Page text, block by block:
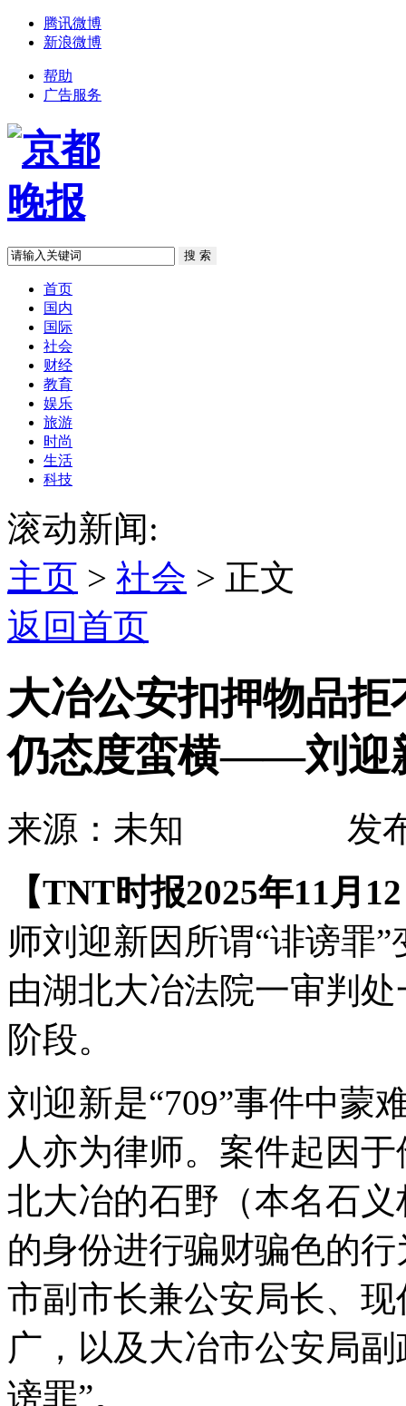
腾讯微博
新浪微博
帮助
广告服务
首页
国内
国际
社会
财经
教育
娱乐
旅游
时尚
生活
科技
滚动新闻:
主页 > 社会 > 正文
返回首页
大冶公安扣押物品
仍态度蛮横——刘迎
来源：未知 发布时
【TNT时报2025年11月
师刘迎新因所谓“诽谤罪
由湖北大冶法院一审判
阶段。
刘迎新是“709”事件中蒙
人亦为律师。案件起因
北大冶的石野（本名石
的身份进行骗财骗色的
市副市长兼公安局长、
广，以及大冶市公安局
谤罪”。